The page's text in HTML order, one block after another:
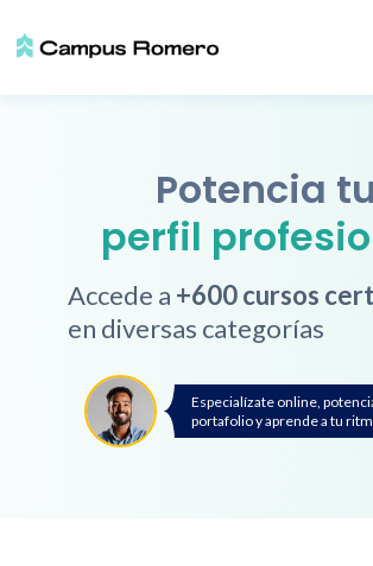
Potencia tu
perfil
Accede a +600 cursos
en diversas categorías
Especialízate online,
portafolio y aprende a tu